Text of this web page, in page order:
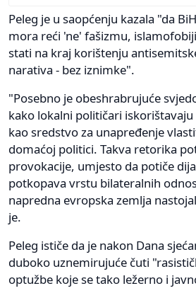
Peleg je u saopćenju kazala "da
mora reći 'ne' fašizmu,
stati na kraj korištenju
narativa - bez iznimke".
"Posebno je obeshrabrujuće
kako lokalni političari iskorištavaju
kao sredstvo za unapređenje
domaćoj politici. Takva retorika
provokacije, umjesto da potiče
potkopava vrstu bilateralnih
napredna evropska zemlja
je.
Peleg ističe da je nakon Dana
duboko uznemirujuće čuti
optužbe koje se tako ležerno i